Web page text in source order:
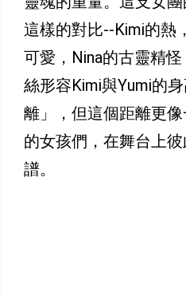
這樣的對比--Kimi的熱
可愛，Nina的古靈精
絲形容Kimi與Yumi的
離」，但這個距離更
的女孩們，在舞台上
譜。